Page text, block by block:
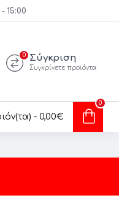
15:00
Σύγκριση
Συγκρίνετε προϊόντα
0
- 0,00€
0